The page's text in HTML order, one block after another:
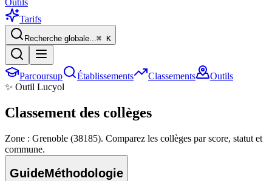
Outils
Tarifs
Recherche globale...⌘ K
Parcoursup Établissements Classements
Outils
✨ Outil Lucyol
Classement des collèges
Zone : Grenoble (38185). Comparez les collèges par score, statut et
commune.
GuideMéthodologie